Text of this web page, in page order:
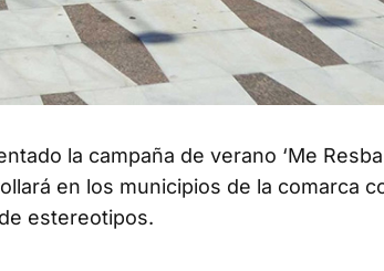
la campaña de verano ‘Me
en los municipios de la comarca
estereotipos.